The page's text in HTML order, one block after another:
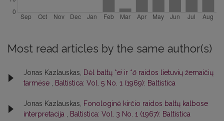
Most read articles by the same author(s)
Jonas Kazlauskas, Dėl baltų *ei ir *ō raidos lietuvių žemaičių
tarmėse , Baltistica: Vol. 5 No. 1 (1969): Baltistica
Jonas Kazlauskas, Fonologinė kirčio raidos baltų kalbose
interpretacija , Baltistica: Vol. 3 No. 1 (1967): Baltistica